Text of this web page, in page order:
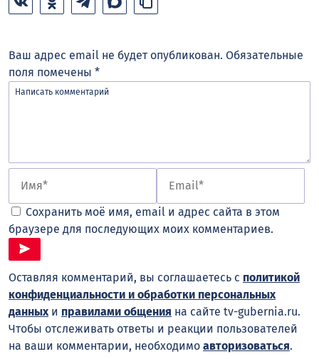
Ваш адрес email не будет опубликован. Обязательные
поля помечены *
Сохранить моё имя, email и адрес сайта в этом
браузере для последующих моих комментариев.
Оставляя комментарий, вы соглашаетесь с политикой
конфиденциальности и обработки персональных
данныхи правилами общения на сайте tv-gubernia.ru.
Чтобы отслеживать ответы и реакции пользователей
на ваши комментарии, необходимо авторизоваться.